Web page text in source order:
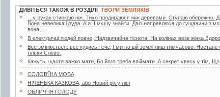
ДИВІТЬСЯ ТАКОЖ В РОЗДІЛІ ТВОРИ ЗЕМЛЯКІВ
»
…у руках стискаю ніж. Тихо продираюся між деревами. Ступаю обережно.
Вона невелика і руда. А я ЇЇ мушу знайти. Далі направлюся до гущавини з
вона...
» В електричці людей повно, Надзвичайна тіснота. На колінах везе жінка
»
Все змінюється, все кудись тече, І ми на цій землі лиш тимчасово.
тільки Слово.
» Кажуть, щастя важко мати, Бо його треба впіймати. А секрет увесь у тім,
» СОЛОВ’ЇНА МОВА
» НІЧЕНЬКА КАЗКОВА, або Новий рік у лісі
» ОБЛИЧЧЯ ГОЛОДУ